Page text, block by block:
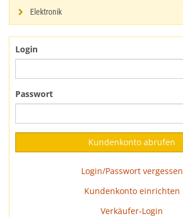
Elektronik
Login
Passwort
Login/Passwort vergessen
Kundenkonto einrichten
Verkäufer-Login